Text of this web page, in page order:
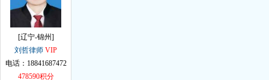
[辽宁-锦州]
刘哲律师 VIP
电话：18841687472
478590积分